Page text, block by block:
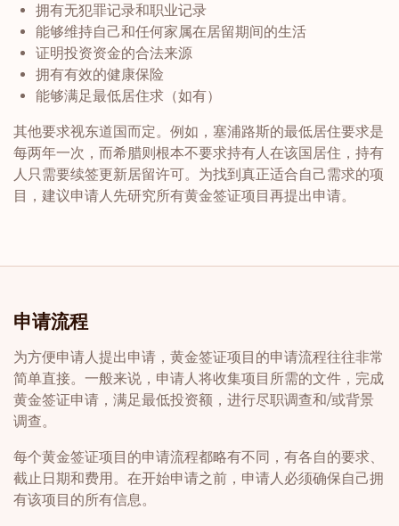
拥有无犯罪记录和职业记录
能够维持自己和任何家属在居留期间的生活
证明投资资金的合法来源
拥有有效的健康保险
能够满足最低居住求（如有）
其他要求视东道国而定。例如，塞浦路斯的最低居住要求是
每两年一次，而希腊则根本不要求持有人在该国居住，持有
人只需要续签更新居留许可。为找到真正适合自己需求的项
目，建议申请人先研究所有黄金签证项目再提出申请。
申请流程
为方便申请人提出申请，黄金签证项目的申请流程往往非常
简单直接。一般来说，申请人将收集项目所需的文件，完成
黄金签证申请，满足最低投资额，进行尽职调查和/或背景
调查。
每个黄金签证项目的申请流程都略有不同，有各自的要求、
截止日期和费用。在开始申请之前，申请人必须确保自己拥
有该项目的所有信息。